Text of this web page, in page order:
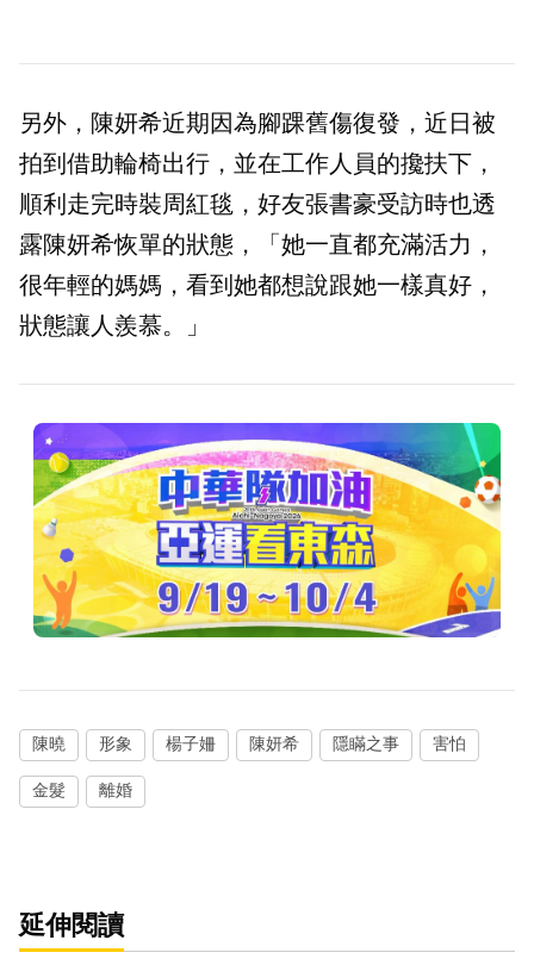
另外，陳妍希近期因為腳踝舊傷復發，近日被
拍到借助輪椅出行，並在工作人員的攙扶下，
順利走完時裝周紅毯，好友張書豪受訪時也透
露陳妍希恢單的狀態，「她一直都充滿活力，
很年輕的媽媽，看到她都想說跟她一樣真好，
狀態讓人羨慕。」
陳曉 形象 楊子姍 陳妍希 隱瞞之事 害怕
金髮 離婚
延伸閱讀